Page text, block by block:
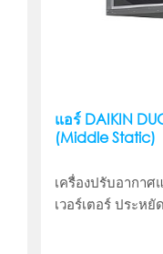
แอร์ DAIKIN
(Middle Static)
เครื่องปรับอากา
เวอร์เตอร์ ประหยั